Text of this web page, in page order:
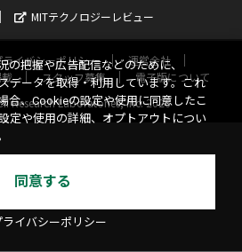
MITテクノロジーレビュー
イバシーポリシー
運営会社
スタッフ募集
電子版について
Research Laboratories, Inc. 2026
の把握や広告配信などのために、
データを取得・利用しています。これ
合、Cookieの設定や使用に同意したこ
定や使用の詳細、オプトアウトについ
同意する
ライバシーポリシー